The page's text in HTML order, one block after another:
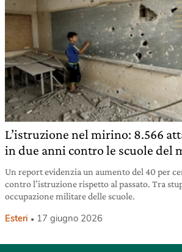
L’istruzione nel mirino: 8.566
in due anni contro le scuole del
Un report evidenzia un aumento del 40 per
contro l’istruzione rispetto al passato. Tra
occupazione militare delle scuole.
Esteri 17 giugno 2026